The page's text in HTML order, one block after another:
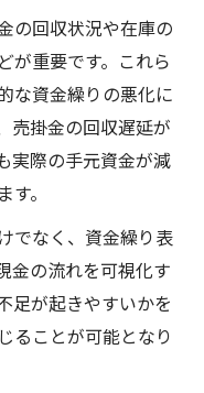
チェック法
足予防チェック
理の見直しポイ
での対策実例
と財務診断の活
の早期察知方法
全経営へ
の回収状況や在庫の
が重要です。これら
な資金繰りの悪化に
売掛金の回収遅延が
実際の手元資金が減
。
でなく、資金繰り表
金の流れを可視化す
足が起きやすいかを
ることが可能となり